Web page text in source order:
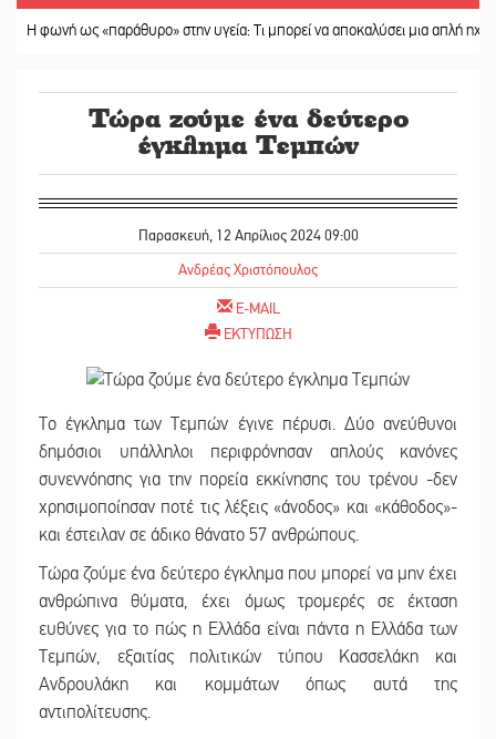
ως «παράθυρο» στην υγεία: Τι μπορεί να αποκαλύσει μια απλή ηχογράφηση
Τώρα ζούμε ένα δεύτερο
έγκλημα Τεμπών
Παρασκευή, 12 Απρίλιος 2024 09:00
Ανδρέας Χριστόπουλος
E-MAIL
ΕΚΤΥΠΩΣΗ
Το έγκλημα των Τεμπών έγινε πέρυσι. Δύο ανεύθυνοι
δημόσιοι υπάλληλοι περιφρόνησαν απλούς κανόνες
συνεννόησης για την πορεία εκκίνησης του τρένου -δεν
χρησιμοποίησαν ποτέ τις λέξεις «άνοδος» και «κάθοδος»-
και έστειλαν σε άδικο θάνατο 57 ανθρώπους.
Τώρα ζούμε ένα δεύτερο έγκλημα που μπορεί να μην έχει
ανθρώπινα θύματα, έχει όμως τρομερές σε έκταση
ευθύνες για το πώς η Ελλάδα είναι πάντα η Ελλάδα των
Τεμπών, εξαιτίας πολιτικών τύπου Κασσελάκη και
Ανδρουλάκη και κομμάτων όπως αυτά της
αντιπολίτευσης.